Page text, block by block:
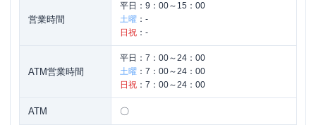
営業時間
平日： 9：00～15：00
土曜 ： -
日祝 ： -
ATM営業時間
平日： 7：00～24：00
土曜 ： 7：00～24：00
日祝 ： 7：00～24：00
ATM 〇